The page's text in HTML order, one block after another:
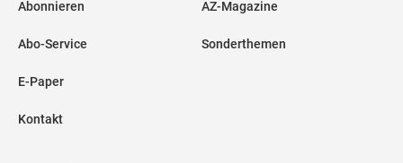
Abonnieren
Abo-Service
E-Paper
Kontakt
AZ-Magazine
Sonderthemen